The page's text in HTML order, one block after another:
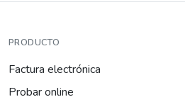
PRODUCTO
Factura electrónica
Probar online